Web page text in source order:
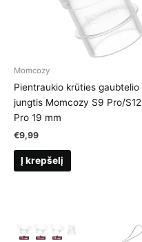
Momcozy
Pientraukio krūties gaubtelio
jungtis Momcozy S9 Pro/S12
Pro 19 mm
€9,99
Į krepšelį